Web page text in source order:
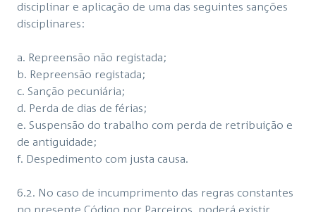
disciplinar e aplicação de uma das seguintes sanções
disciplinares:
a. Repreensão não registada;
b. Repreensão registada;
c. Sanção pecuniária;
d. Perda de dias de férias;
e. Suspensão do trabalho com perda de retribuição e
de antiguidade;
f. Despedimento com justa causa.
6.2. No caso de incumprimento das regras constantes